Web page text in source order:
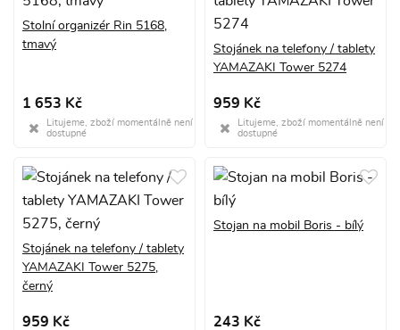
Stolní organizér Rin 5168,
tmavý
1 653 Kč
Litujeme, zboží momentálně není
dostupné
Stojánek na telefony / tablety
YAMAZAKI Tower 5274
959 Kč
Litujeme, zboží momentálně není
dostupné
Stojánek na telefony / tablety
YAMAZAKI Tower 5275,
černý
959 Kč
Stojan na mobil Boris - bílý
243 Kč